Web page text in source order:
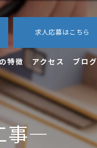
求人応募はこちら
特徴
テリア
アクセス ブログ
事―